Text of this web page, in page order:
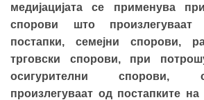
медијацијата се применува
спорови што произлегуваат
постапки, семејни спорови,
трговски спорови, при
осигурителни спорови,
произлегуваат од постапките